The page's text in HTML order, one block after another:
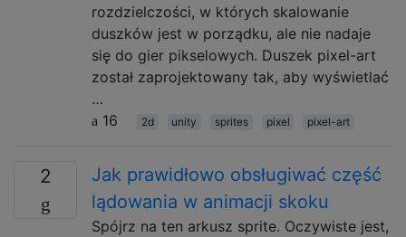
rozdzielczości, w których skalowanie
duszków jest w porządku, ale nie nadaje
się do gier pikselowych. Duszek pixel-art
został zaprojektowany tak, aby wyświetlać
…
16
2d unity sprites pixel pixel-art
2
Jak prawidłowo obsługiwać część
lądowania w animacji skoku
Spójrz na ten arkusz sprite. Oczywiste jest,